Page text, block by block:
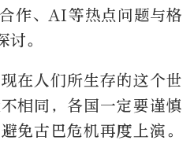
作、AI等热点问题与格
。
在人们所生存的这个世
相同，各国一定要谨慎
免古巴危机再度上演。